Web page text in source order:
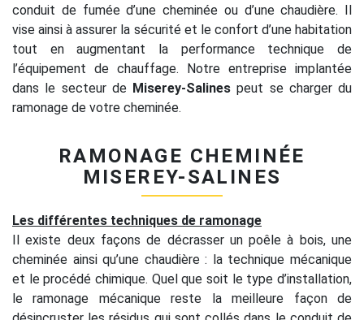
conduit de fumée d’une cheminée ou d’une chaudière. Il
vise ainsi à assurer la sécurité et le confort d’une habitation
tout en augmentant la performance technique de
l’équipement de chauffage. Notre entreprise implantée
dans le secteur de Miserey-Salines peut se charger du
ramonage de votre cheminée.
RAMONAGE CHEMINÉE
MISEREY-SALINES
Les différentes techniques de ramonage
Il existe deux façons de décrasser un poêle à bois, une
cheminée ainsi qu’une chaudière : la technique mécanique
et le procédé chimique. Quel que soit le type d’installation,
le ramonage mécanique reste la meilleure façon de